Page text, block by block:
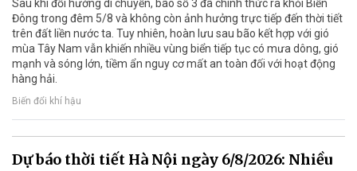
Sau khi đổi hướng di chuyển, bão số 3 đã chính thức ra khỏi Biển
Đông trong đêm 5/8 và không còn ảnh hưởng trực tiếp đến thời tiết
trên đất liền nước ta. Tuy nhiên, hoàn lưu sau bão kết hợp với gió
mùa Tây Nam vẫn khiến nhiều vùng biển tiếp tục có mưa dông, gió
mạnh và sóng lớn, tiềm ẩn nguy cơ mất an toàn đối với hoạt động
hàng hải.
Biến đổi khí hậu
Dự báo thời tiết Hà Nội ngày 6/8/2026: Nhiều